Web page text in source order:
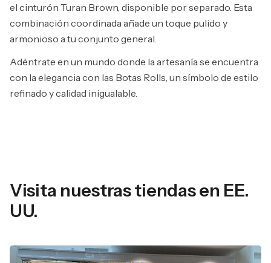
el cinturón Turan Brown, disponible por separado. Esta
combinación coordinada añade un toque pulido y
armonioso a tu conjunto general.
Adéntrate en un mundo donde la artesanía se encuentra
con la elegancia con las Botas Rolls, un símbolo de estilo
refinado y calidad inigualable.
Visita nuestras tiendas en EE.
UU.